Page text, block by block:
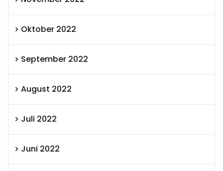
Oktober 2022
September 2022
August 2022
Juli 2022
Juni 2022